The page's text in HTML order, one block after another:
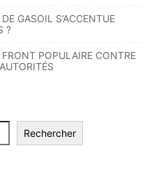
GASOIL S’ACCENTUE
?
POPULAIRE CONTRE
Rechercher